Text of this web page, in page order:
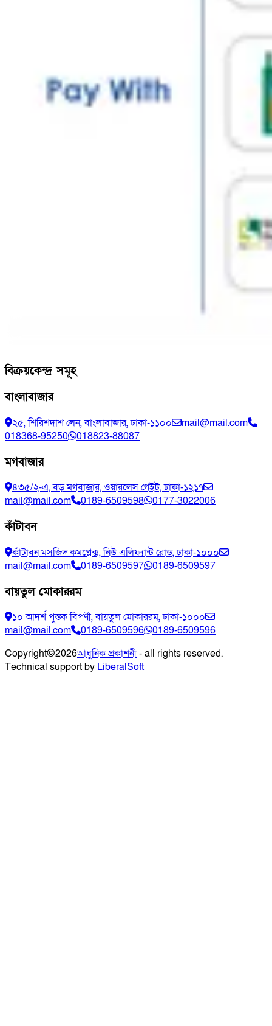
বিক্রয়কেন্দ্র সমূহ
বাংলাবাজার
২৫, শিরিশদাশ লেন, বাংলাবাজার, ঢাকা-১১০০
mail@mail.com
018368-95250
018823-88087
মগবাজার
৪৩৫/২-এ, বড় মগবাজার, ওয়ারলেস গেইট, ঢাকা-১২১৭
mail@mail.com
0189-6509598 0177-3022006
কাঁটাবন
কাঁটাবন মসজিদ কমপ্লেক্স, নিউ এলিফ্যান্ট রোড, ঢাকা-১০০০
mail@mail.com
0189-6509597 0189-6509597
বায়তুল মোকাররম
১০ আদর্শ পুস্তক বিপণী, বায়তুল মোকাররম, ঢাকা-১০০০
mail@mail.com
0189-6509596
0189-6509596
Copyright©2026আধুনিক প্রকাশনী- all rights reserved.
Technical support by LiberalSoft